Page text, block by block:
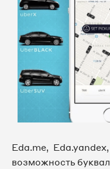
Eda.me,
возможность